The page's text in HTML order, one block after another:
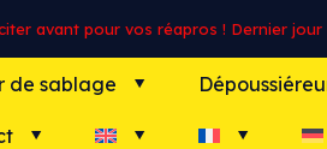
avant pour vos réapros ! Dernier jour
de sablage